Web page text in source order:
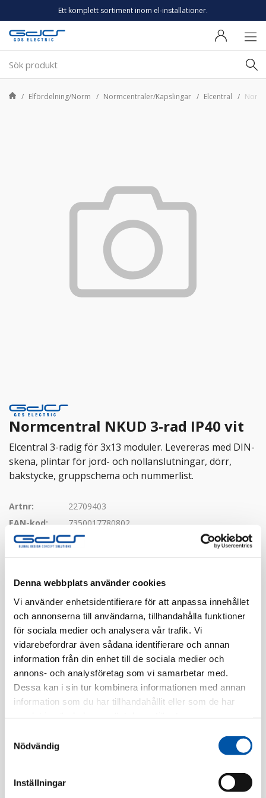
Denna webbplats använder cookies
Vi använder enhetsidentifierare för att anpassa innehållet
och annonserna till användarna, tillhandahålla funktioner
för sociala medier och analysera vår trafik. Vi
vidarebefordrar även sådana identifierare och annan
information från din enhet till de sociala medier och
annons- och analysföretag som vi samarbetar med.
Dessa kan i sin tur kombinera informationen med annan
information som du har tillhandahållit eller som de har
Nödvändig
Inställningar
Ett komplett sortiment inom el-installationer.
Elfördelning/Norm Normcentraler/Kapslingar Elcentral
Normcentral NKUD 3-rad IP40 vit
Elcentral 3-radig för 3x13 moduler. Levereras med DIN-
skena, plintar för jord- och nollanslutningar, dörr,
bakstycke, gruppschema och nummerlist.
Artnr:
22709403
EAN-kod:
7350017780802
Finns i lager
Registrera dig
Specifikation